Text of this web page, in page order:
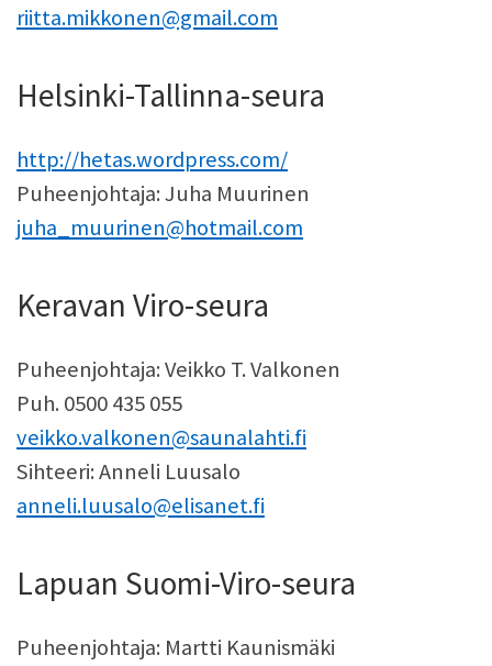
riitta.mikkonen@gmail.com
Helsinki-Tallinna-seura
http://hetas.wordpress.com/
Puheenjohtaja: Juha Muurinen
juha_muurinen@hotmail.com
Keravan Viro-seura
Puheenjohtaja: Veikko T. Valkonen
Puh. 0500 435 055
veikko.valkonen@saunalahti.fi
Sihteeri: Anneli Luusalo
anneli.luusalo@elisanet.fi
Lapuan Suomi-Viro-seura
Puheenjohtaja: Martti Kaunismäki